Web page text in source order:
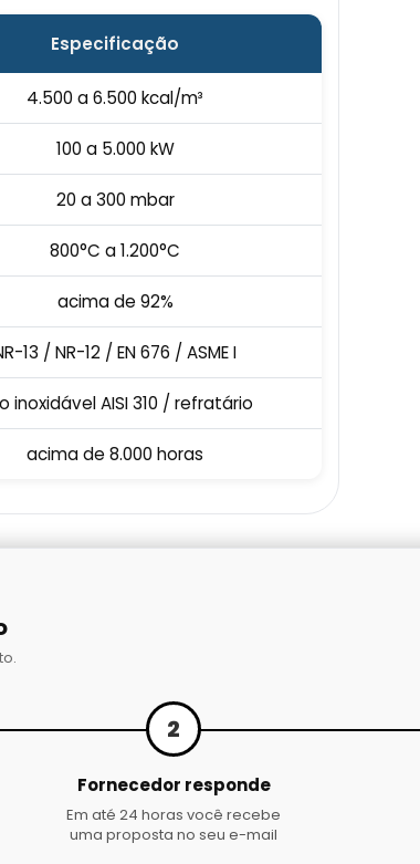
Especificação
4.500 a 6.500 kcal/m³
100 a 5.000 kW
20 a 300 mbar
800°C a 1.200°C
acima de 92%
13 / NR-12 / EN 676 / ASME I
inoxidável AISI 310 / refratário
acima de 8.000 horas
2
Fornecedor responde
Em até 24 horas você recebe
uma proposta no seu e-mail